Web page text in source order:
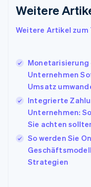
Weitere
Weitere Artikel zum
Unternehmen
Umsatz
Integrierte
Unternehmen:
Sie achten
So werden Sie
Strategien
Indien
Irland
ItalianoEnglish
Japan
日本語 English
EnglishFrançais
Kroatien
EnglishItaliano
English
Liechtenstein
DeutschEnglish